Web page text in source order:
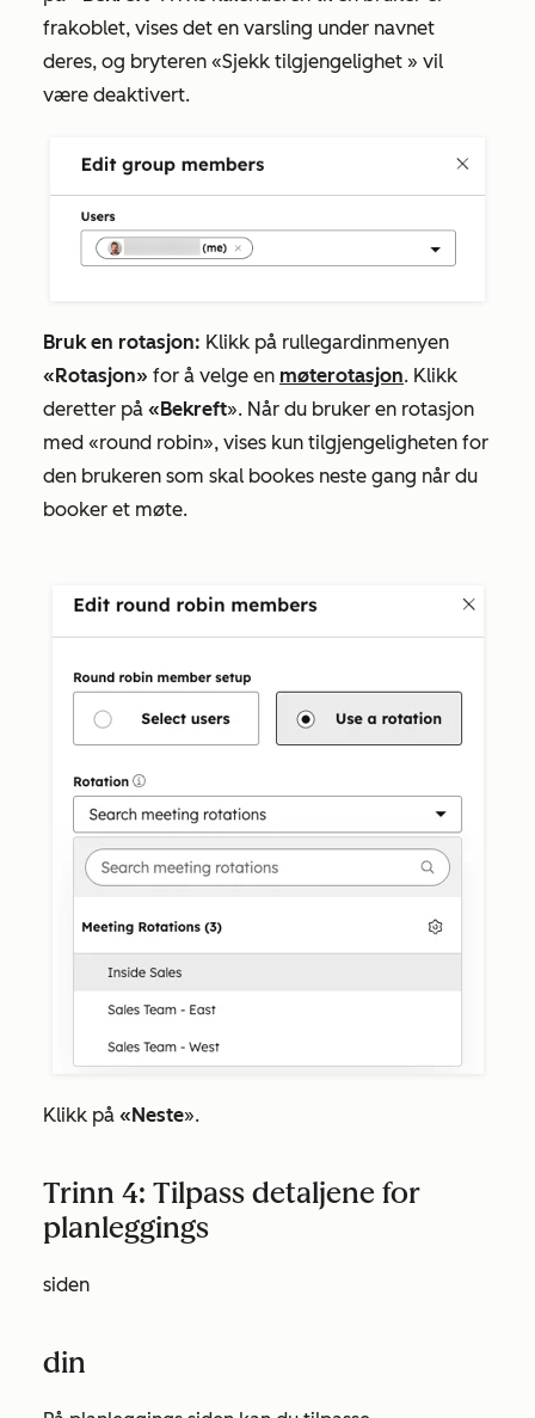
frakoblet, vises det en varsling under navnet
deres, og bryteren «Sjekk tilgjengelighet » vil
være deaktivert.
Bruk en rotasjon: Klikk på rullegardinmenyen
«Rotasjon» for å velge en møterotasjon. Klikk
deretter på «Bekreft». Når du bruker en rotasjon
med «round robin», vises kun tilgjengeligheten for
den brukeren som skal bookes neste gang når du
booker et møte.
Klikk på «Neste».
Trinn 4: Tilpass detaljene for
planleggings
siden
din